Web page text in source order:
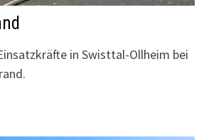
in Swisttal-Ollheim bei